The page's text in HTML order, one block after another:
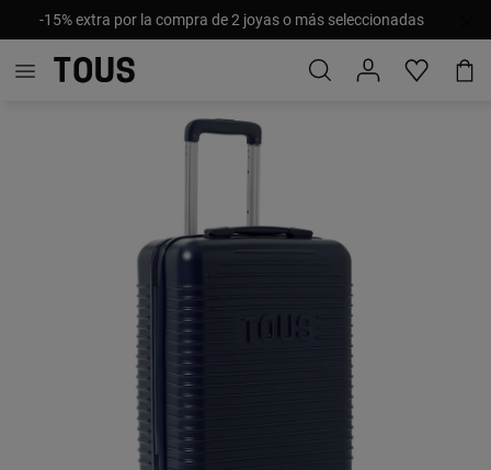
-15% extra por la compra de 2 joyas o más seleccionadas